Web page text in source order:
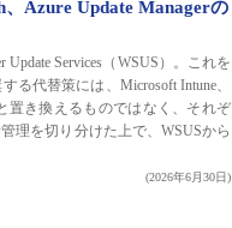
Azure Update Managerの
Services（WSUS）。これを
代替策には、Microsoft Intune、
置き換えるものではなく、それぞ
理を切り分けた上で、WSUSから
(2026年6月30日)